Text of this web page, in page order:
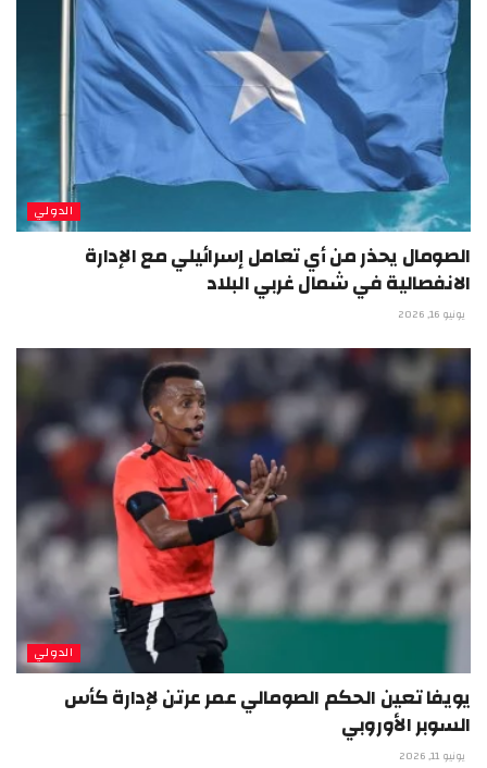
الدولي
الصومال يحذر من أي تعامل إسرائيلي مع الإدارة
الانفصالية في شمال غربي البلاد
يونيو 16, 2026
الدولي
يويفا تعين الحكم الصومالي عمر عرتن لإدارة كأس
السوبر الأوروبي
يونيو 11, 2026